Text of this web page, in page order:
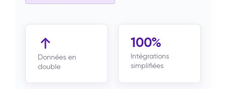
Données en
double
100%
Intégrations
simplifiées